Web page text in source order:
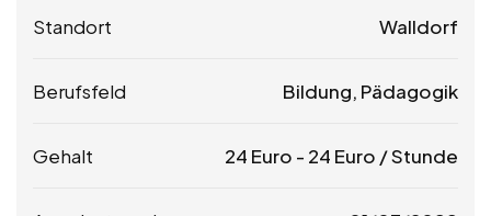
Standort Walldorf
Berufsfeld Bildung, Pädagogik
Gehalt 24 Euro - 24 Euro / Stunde